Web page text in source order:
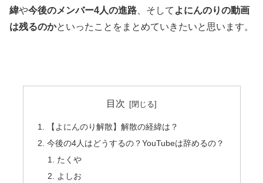
緯や今後のメンバー4人の進路 、そして よにんのりの動画
は残るのかといったことをまとめていきたいと思います。
目次
【よにんのり解散】解散の経緯は？
今後の4人はどうするの？YouTubeは辞めるの？
たくや
よしお